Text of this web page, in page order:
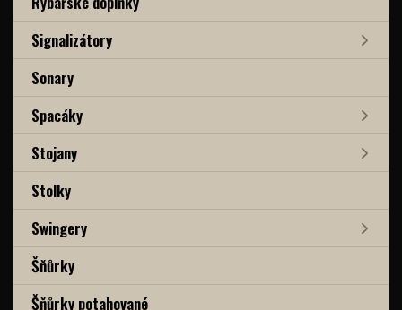
Signalizátory
Sonary
Spacáky
Stojany
Stolky
Swingery
Šňůrky
Šňůrky potahované